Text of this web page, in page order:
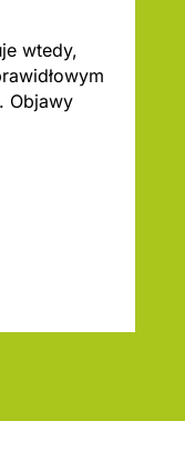
wtedy,
Objawy